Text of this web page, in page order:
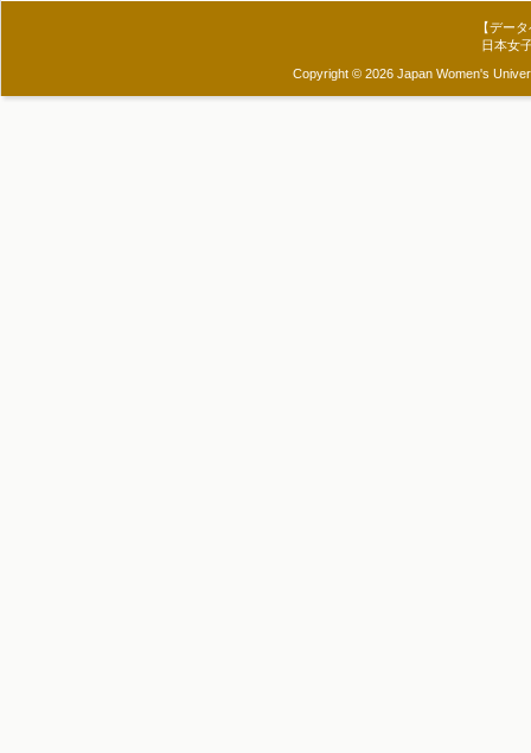
【デー
日本女
Copyright © 2026 Japan Women's